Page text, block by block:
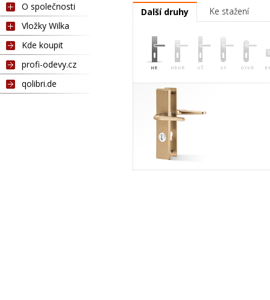
O společnosti
Vložky Wilka
Kde koupit
profi-odevy.cz
qolibri.de
Další druhy Ke stažení